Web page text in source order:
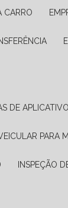
CARRO
DE
PARA
INSPEÇÃO